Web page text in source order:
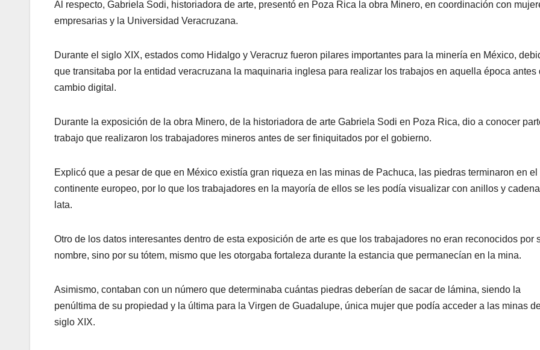
Al respecto, Gabriela Sodi, historiadora de arte, presentó en Poza Rica la obra Minero, en coordinación con
empresarias y la Universidad Veracruzana.
Durante el siglo XIX, estados como Hidalgo y Veracruz fueron pilares importantes para la minería en México,
que transitaba por la entidad veracruzana la maquinaria inglesa para realizar los trabajos en aquella época antes
cambio digital.
Durante la exposición de la obra Minero, de la historiadora de arte Gabriela Sodi en Poza Rica, dio a conocer
trabajo que realizaron los trabajadores mineros antes de ser finiquitados por el gobierno.
Explicó que a pesar de que en México existía gran riqueza en las minas de Pachuca, las piedras terminaron en el
continente europeo, por lo que los trabajadores en la mayoría de ellos se les podía visualizar con anillos y
lata.
Otro de los datos interesantes dentro de esta exposición de arte es que los trabajadores no eran reconocidos por
nombre, sino por su tótem, mismo que les otorgaba fortaleza durante la estancia que permanecían en la mina.
Asimismo, contaban con un número que determinaba cuántas piedras deberían de sacar de lámina, siendo la
penúltima de su propiedad y la última para la Virgen de Guadalupe, única mujer que podía acceder a las minas
siglo XIX.